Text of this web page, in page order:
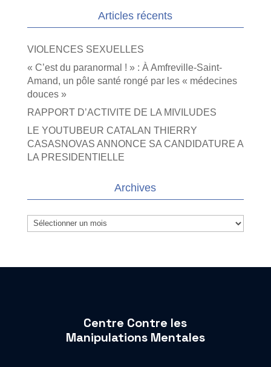
Articles récents
VIOLENCES SEXUELLES
« C’est du paranormal ! » : À Amfreville-Saint-
Amand, un pôle santé rongé par les « médecines
douces »
RAPPORT D’ACTIVITE DE LA MIVILUDES
LE YOUTUBEUR CATALAN THIERRY
CASASNOVAS ANNONCE SA CANDIDATURE A
LA PRESIDENTIELLE
Archives
Archives
Centre Contre les
Manipulations Mentales